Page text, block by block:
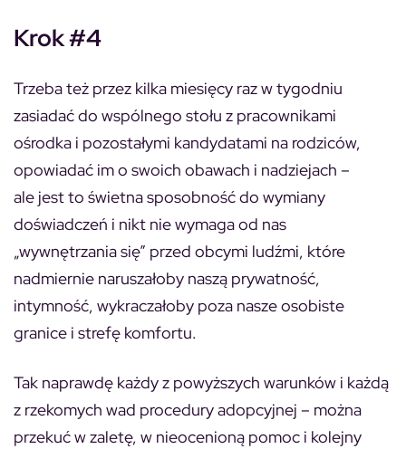
Krok #4
Trzeba też przez kilka miesięcy raz w tygodniu
zasiadać do wspólnego stołu z pracownikami
ośrodka i pozostałymi kandydatami na rodziców,
opowiadać im o swoich obawach i nadziejach –
ale jest to świetna sposobność do wymiany
doświadczeń i nikt nie wymaga od nas
„wywnętrzania się” przed obcymi ludźmi, które
nadmiernie naruszałoby naszą prywatność,
intymność, wykraczałoby poza nasze osobiste
granice i strefę komfortu.
Tak naprawdę każdy z powyższych warunków i każdą
z rzekomych wad procedury adopcyjnej – można
przekuć w zaletę, w nieocenioną pomoc i kolejny